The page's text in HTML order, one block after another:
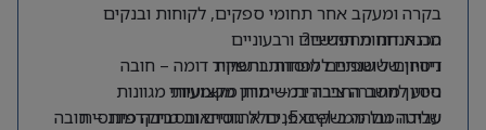
בקרה ומעקב אחר תחומי ספקים, לקוחות ובנקים
הכנת דוחות חודשיים ורבעוניים
דיווחים שוטפים למוסדות ורשויות
סיוע לחשב החברה במשימות מקצועיות מגוונות
עבודה מול ממשקים פנים ארגוניים ובסביבה פיננסית
מה אנחנו מחפשים?
ניסיון של שנתיים לפחות בתפקיד דומה – חובה
ניסיון מחברה ציבורית – יתרון משמעותי
שליטה גבוהה ב-Excel, כולל נוסחאות מתקדמות – חובה